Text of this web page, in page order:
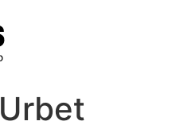
Urbet